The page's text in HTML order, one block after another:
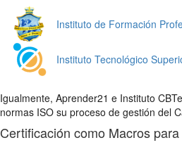
Instituto de Formación
Instituto Tecnológico
Igualmente, Aprender21 e Instituto
normas ISO su proceso de gestión del
Certificación como Macros